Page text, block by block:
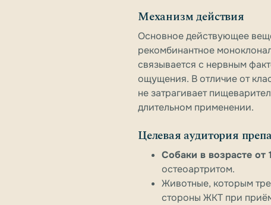
Механизм действия
Основное действующее
рекомбинантное
связывается с нервным
ощущения. В отличие от
не затрагивает
длительном применении.
Целевая аудитория
Собаки в возрасте от
остеоартритом.
Животные, которым
стороны ЖКТ при